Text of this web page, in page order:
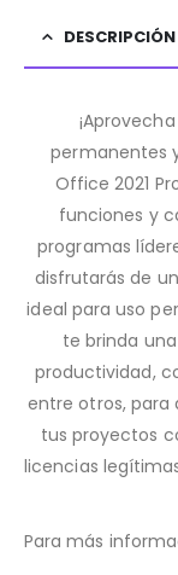
DESCRIPCIÓN
permanentes
Office 2021
funciones y
programas
disfrutarás de
ideal para uso
te brinda
productividad,
entre otros, para
tus proyectos
licencias
Para más